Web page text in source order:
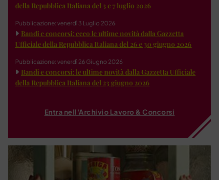
della Repubblica Italiana del 3 e 7 luglio 2026
Pubblicazione: venerdì 3 Luglio 2026
Bandi e concorsi: ecco le ultime novità dalla Gazzetta
Ufficiale della Repubblica Italiana del 26 e 30 giugno 2026
Pubblicazione: venerdì 26 Giugno 2026
Bandi e concorsi: le ultime novità dalla Gazzetta Ufficiale
della Repubblica Italiana del 23 giugno 2026
Entra nell'Archivio Lavoro & Concorsi